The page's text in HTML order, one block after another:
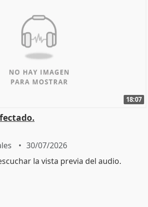
18:07
30/07/2026